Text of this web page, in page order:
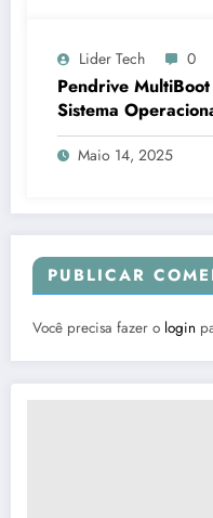
Lider Tech 0
Pendrive
Sistema
Maio 14, 2025
PUBLICAR
Você precisa fazer o login